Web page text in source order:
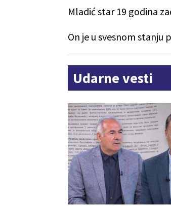
Mladić star 19 godina
On je u svesnom
Udarne vesti